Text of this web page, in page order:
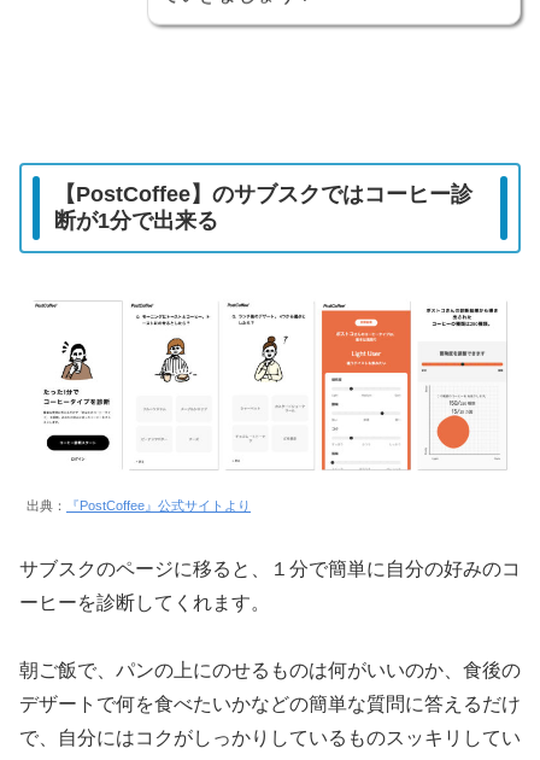
【PostCoffee】のサブスクではコーヒー診
断が1分で出来る
出典： 『PostCoffee』公式サイトより
サブスクのページに移ると、１分で簡単に自分の好みのコ
ーヒーを診断してくれます。
朝ご飯で、パンの上にのせるものは何がいいのか、食後の
デザートで何を食べたいかなどの簡単な質問に答えるだけ
で、自分にはコクがしっかりしているものスッキリしてい